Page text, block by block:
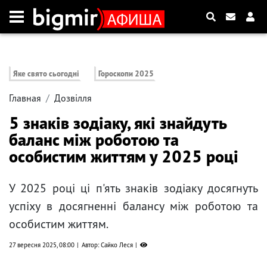
Яке свято сьогодні Гороскопи 2025
Главная Дозвілля
5 знаків зодіаку, які знайдуть
баланс між роботою та
особистим життям у 2025 році
У 2025 році ці п'ять знаків зодіаку досягнуть
успіху в досягненні балансу між роботою та
особистим життям.
27 вересня 2025, 08:00 Автор: Сайко Леся